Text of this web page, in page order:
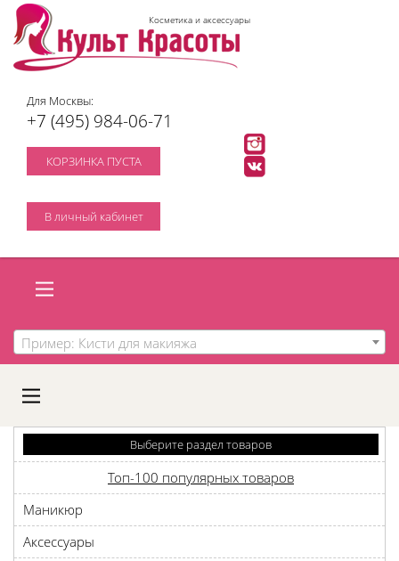
Косметика и аксессуары
Для Москвы:
+7 (495) 984-06-71
КОРЗИНКА ПУСТА
В личный кабинет
Пример: Кисти для макияжа
A
C
D
Выберите раздел товаров
Топ-100 популярных товаров
Маникюр
Аксессуары